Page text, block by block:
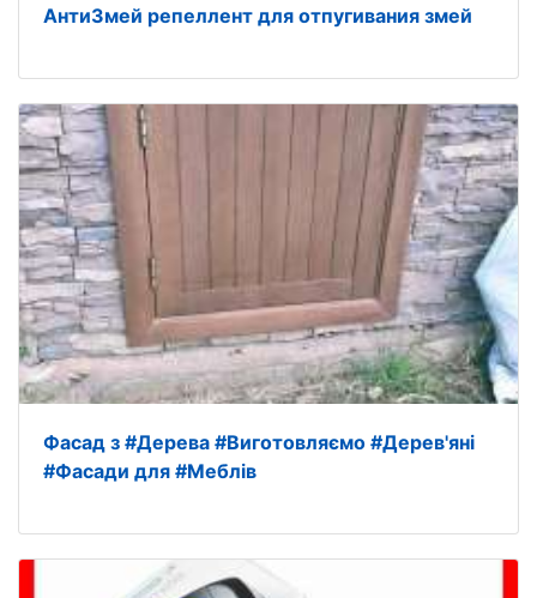
АнтиЗмей репеллент для отпугивания змей
Фасад з #Дерева #Виготовляємо #Дерев'яні
#Фасади для #Меблів